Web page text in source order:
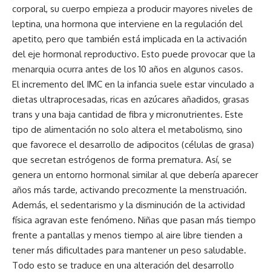
corporal, su cuerpo empieza a producir mayores niveles de
leptina, una hormona que interviene en la regulación del
apetito, pero que también está implicada en la activación
del eje hormonal reproductivo. Esto puede provocar que la
menarquia ocurra antes de los 10 años en algunos casos.
El incremento del IMC en la infancia suele estar vinculado a
dietas ultraprocesadas, ricas en azúcares añadidos, grasas
trans y una baja cantidad de fibra y micronutrientes. Este
tipo de alimentación no solo altera el metabolismo, sino
que favorece el desarrollo de adipocitos (células de grasa)
que secretan estrógenos de forma prematura. Así, se
genera un entorno hormonal similar al que debería aparecer
años más tarde, activando precozmente la menstruación.
Además, el sedentarismo y la disminución de la actividad
física agravan este fenómeno. Niñas que pasan más tiempo
frente a pantallas y menos tiempo al aire libre tienden a
tener más dificultades para mantener un peso saludable.
Todo esto se traduce en una alteración del desarrollo